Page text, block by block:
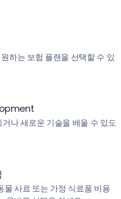
하는 보험 플랜을 선택할 수 있
나 새로운 기술을 배울 수 있도
물 사료 또는 가정 식료품 비용